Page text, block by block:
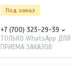
Под заказ
+7 (700) 323-29-39
ТОЛЬКО WhatsApp ДЛЯ
ПРИЕМА ЗАКАЗОВ